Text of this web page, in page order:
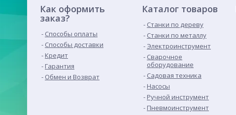
Как оформить
заказ?
Способы оплаты
Способы доставки
Кредит
Гарантия
Обмен и Возврат
Каталог товаров
Станки по дереву
Станки по металлу
Электроинструмент
Сварочное
оборудование
Садовая техника
Насосы
Ручной инструмент
Пневмоинструмент